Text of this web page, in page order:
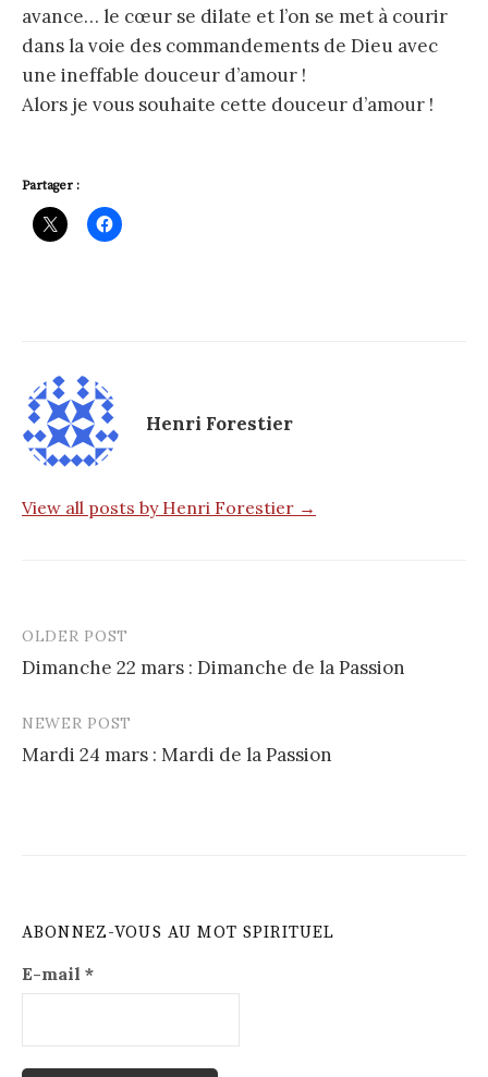
avance… le cœur se dilate et l’on se met à courir
dans la voie des commandements de Dieu avec
une ineffable douceur d’amour !
Alors je vous souhaite cette douceur d’amour !
Partager :
Henri Forestier
View all posts by Henri Forestier →
Post
navigation
OLDER POST
Dimanche 22 mars : Dimanche de la Passion
NEWER POST
Mardi 24 mars : Mardi de la Passion
ABONNEZ-VOUS AU MOT SPIRITUEL
E-mail *